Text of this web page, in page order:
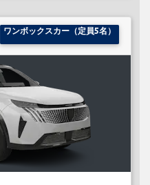
ワンボックスカー（定員5名）